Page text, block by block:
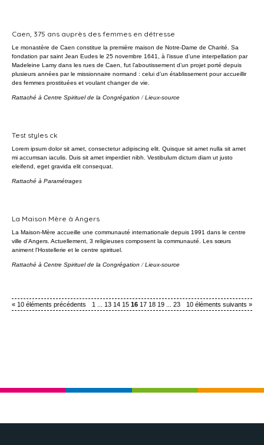
Caen, 375 ans auprès des femmes en détresse
Le monastère de Caen constitue la première maison de Notre-Dame de Charité. Sa
fondation par saint Jean Eudes le 25 novembre 1641, à l’issue d’une interpellation par
Madeleine Lamy dans les rues de Caen, fut l’aboutissement d’un projet porté depuis
plusieurs années par le missionnaire normand : celui d’un établissement pour accueillir
des femmes prostituées et voulant changer de vie.
Rattaché à Centre Spirituel de la Congrégation /Lieux-source
Test styles ck
Lorem ipsum dolor sit amet, consectetur adipiscing elit. Quisque sit amet nulla sit amet
mi accumsan iaculis. Duis sit amet imperdiet nibh. Vestibulum dictum diam ut justo
eleifend, eget gravida elit consequat.
Rattaché à Paramétrages
La Maison Mère à Angers
La Maison-Mère accueille une communauté internationale depuis 1991 dans le centre
ville d'Angers. Actuellement, 3 religieuses composent la communauté. Les sœurs
animent l'Hostellerie et le centre spirituel.
Rattaché à Centre Spirituel de la Congrégation /Lieux-source
« 10 éléments précédents 10 éléments suivants »
1 13 14 15 16 17 18 19 23